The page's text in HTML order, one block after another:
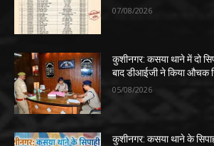
07/08/2026
कुशीनगर: कसया थाने में दो
बाद डीआईजी ने किया औचक
05/08/2026
कुशीनगर: कसया थाने के